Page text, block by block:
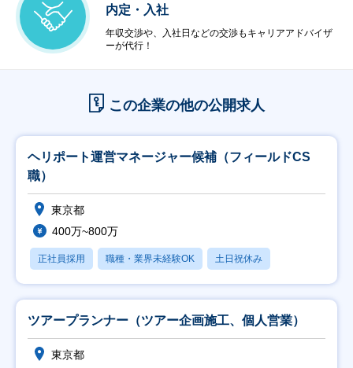
内定・入社
年収交渉や、入社日などの交渉もキャリアアドバイザ
ーが代行！
この企業の他の公開求人
ヘリポート運営マネージャー候補（フィールドCS
職）
東京都
400万~800万
正社員採用 職種・業界未経験OK 土日祝休み
ツアープランナー（ツアー企画施工、個人営業）
東京都